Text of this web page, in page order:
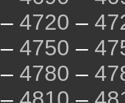
– 4720 –
– 4750 –
– 4780 –